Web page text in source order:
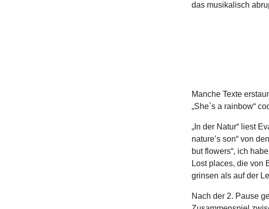
das musikalisch
Manche Texte
„She`s a rainbow“
„In der Natur“ liest
nature’s son“ von
but flowers“, ich
Lost places, die von
grinsen als auf der
Nach der 2. Pause